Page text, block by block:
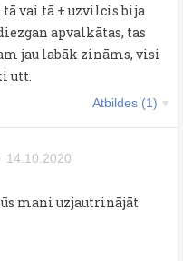
vai tā + uzvilcis bija
apvalkātas, tas
jau labāk zināms, visi
utt.
Atbildes (1)
14.10.2020
mani uzjautrinājāt